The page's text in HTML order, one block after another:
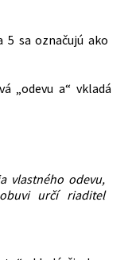
5 sa označujú ako
„odevu a“ vkladá
vlastného odevu,
určí riaditeľ